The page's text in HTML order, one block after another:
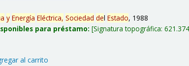
y Energía Eléctrica, Sociedad delEstado, 1988
para préstamo: Signatura topográfica:
al carrito